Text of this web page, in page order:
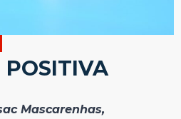
POSITIVA
Mascarenhas,